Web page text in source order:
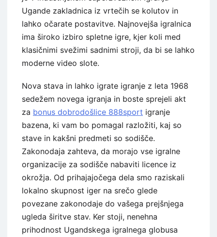
Ugande zakladnica iz vrtečih se kolutov in
lahko očarate postavitve. Najnovejša igralnica
ima široko izbiro spletne igre, kjer koli med
klasičnimi svežimi sadnimi stroji, da bi se lahko
moderne video slote.
Nova stava in lahko igrate igranje z leta 1968
sedežem novega igranja in boste sprejeli akt
za bonus dobrodošlice 888sport igranje
bazena, ki vam bo pomagal razložiti, kaj so
stave in kakšni predmeti so sodišče.
Zakonodaja zahteva, da morajo vse igralne
organizacije za sodišče nabaviti licence iz
okrožja. Od prihajajočega dela smo raziskali
lokalno skupnost iger na srečo glede
povezane zakonodaje do vašega prejšnjega
ugleda širitve stav. Ker stoji, nenehna
prihodnost Ugandskega igralnega globusa